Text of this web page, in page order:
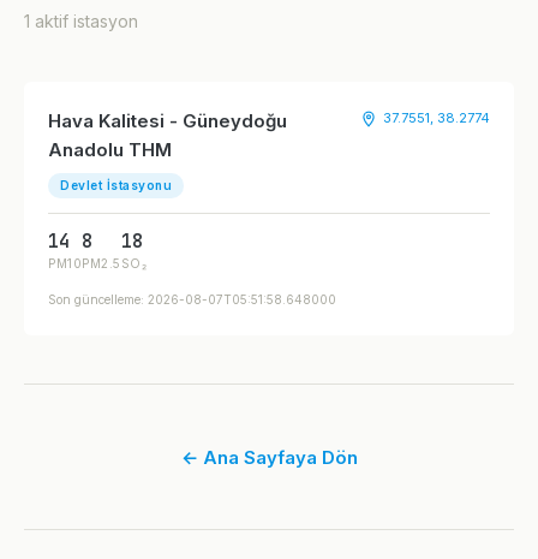
1 aktif istasyon
Hava Kalitesi - Güneydoğu
Anadolu THM
Devlet İstasyonu
37.7551, 38.2774
14
PM10
8
PM2.5
18
SO₂
Son güncelleme: 2026-08-07T05:51:58.648000
← Ana Sayfaya Dön